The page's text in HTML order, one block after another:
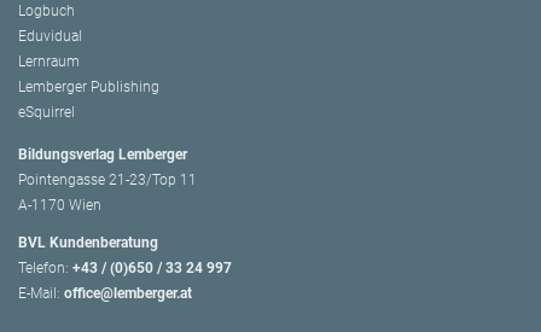
Logbuch
Eduvidual
Lernraum
Lemberger Publishing
eSquirrel
Bildungsverlag Lemberger
Pointengasse 21-23/Top 11
A-1170 Wien
BVL Kundenberatung
Telefon: +43 / (0)650 / 33 24 997
E-Mail: office@lemberger.at